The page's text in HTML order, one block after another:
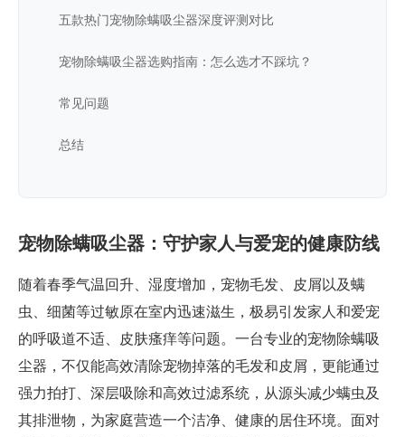
五款热门宠物除螨吸尘器深度评测对比
宠物除螨吸尘器选购指南：怎么选才不踩坑？
常见问题
总结
宠物除螨吸尘器：守护家人与爱宠的健康防线
随着春季气温回升、湿度增加，宠物毛发、皮屑以及螨
虫、细菌等过敏原在室内迅速滋生，极易引发家人和爱宠
的呼吸道不适、皮肤瘙痒等问题。一台专业的宠物除螨吸
尘器，不仅能高效清除宠物掉落的毛发和皮屑，更能通过
强力拍打、深层吸除和高效过滤系统，从源头减少螨虫及
其排泄物，为家庭营造一个洁净、健康的居住环境。面对